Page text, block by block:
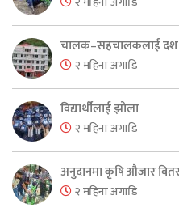
चालक–सहचालकलाई दश
२ महिना अगाडि
विद्यार्थीलाई झोला
२ महिना अगाडि
अनुदानमा कृषि औजार
२ महिना अगाडि